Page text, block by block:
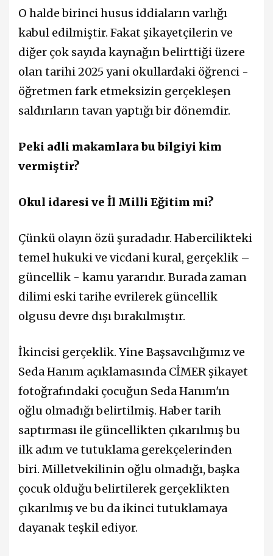
O halde birinci husus iddiaların varlığı
kabul edilmiştir. Fakat şikayetçilerin ve
diğer çok sayıda kaynağın belirttiği üzere
olan tarihi 2025 yani okullardaki öğrenci -
öğretmen fark etmeksizin gerçekleşen
saldırıların tavan yaptığı bir dönemdir.
Peki adli makamlara bu bilgiyi kim
vermiştir?
Okul idaresi ve İl Milli Eğitim mi?
Çünkü olayın özü şuradadır. Habercilikteki
temel hukuki ve vicdani kural, gerçeklik –
güncellik - kamu yararıdır. Burada zaman
dilimi eski tarihe evrilerek güncellik
olgusu devre dışı bırakılmıştır.
İkincisi gerçeklik. Yine Başsavcılığımız ve
Seda Hanım açıklamasında CİMER şikayet
fotoğrafındaki çocuğun Seda Hanım'ın
oğlu olmadığı belirtilmiş. Haber tarih
saptırması ile güncellikten çıkarılmış bu
ilk adım ve tutuklama gerekçelerinden
biri. Milletvekilinin oğlu olmadığı, başka
çocuk olduğu belirtilerek gerçeklikten
çıkarılmış ve bu da ikinci tutuklamaya
dayanak teşkil ediyor.